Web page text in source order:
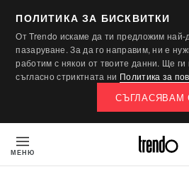
ПОЛИТИКА ЗА БИСКВИТКИ
От Trendo искаме да ти предложим най-
пазаруване. За да го направим, ни е
работим с някои от твоите данни. Ще ги
съгласно стриктната ни Политика за
СЪГЛАСЯВАМ
МЕНЮ